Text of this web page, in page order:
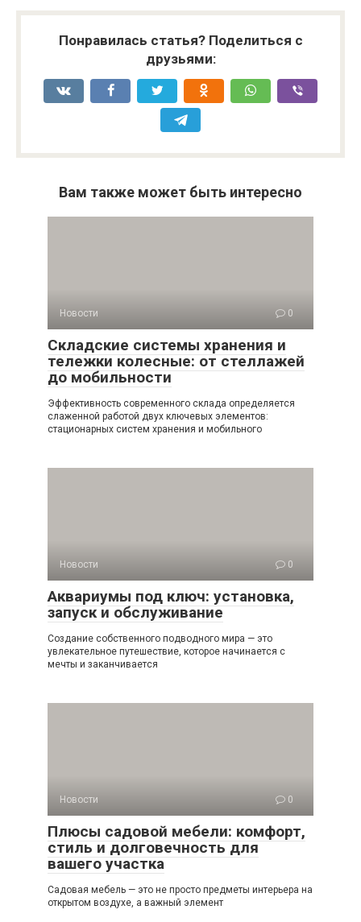
Понравилась статья? Поделиться с
друзьями:
Вам также может быть интересно
Новости 0
Складские системы хранения и
тележки колесные: от стеллажей
до мобильности
Эффективность современного склада определяется
слаженной работой двух ключевых элементов:
стационарных систем хранения и мобильного
Новости 0
Аквариумы под ключ: установка,
запуск и обслуживание
Создание собственного подводного мира — это
увлекательное путешествие, которое начинается с
мечты и заканчивается
Новости 0
Плюсы садовой мебели: комфорт,
стиль и долговечность для
вашего участка
Садовая мебель — это не просто предметы интерьера на
открытом воздухе, а важный элемент